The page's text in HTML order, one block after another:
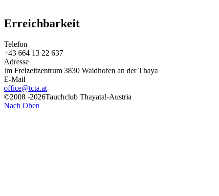
Erreichbarkeit
Telefon
+43 664 13 22 637
Adresse
Im Freizeitzentrum 3830 Waidhofen an der Thaya
E-Mail
office@tcta.at
©2008 -2026Tauchclub Thayatal-Austria
Nach Oben